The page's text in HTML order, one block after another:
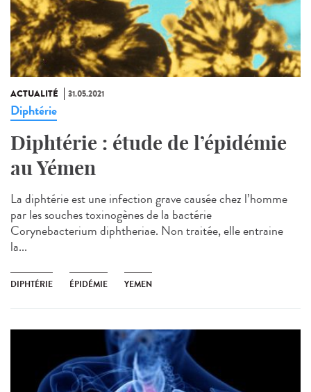
ACTUALITÉ 31.05.2021
Diphtérie
Diphtérie : étude de l’épidémie
au Yémen
La diphtérie est une infection grave causée chez l’homme
par les souches toxinogènes de la bactérie
Corynebacterium diphtheriae. Non traitée, elle entraine
la...
DIPHTÉRIE ÉPIDÉMIE YEMEN